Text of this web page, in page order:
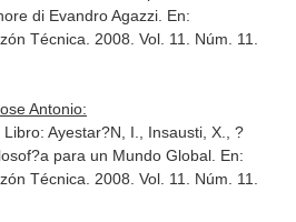
di Evandro Agazzi. En:
Técnica . 2008. Vol. 11. Núm. 11.
Antonio:
Ayestar?N, I., Insausti, X., ?
para un Mundo Global. En:
Técnica . 2008. Vol. 11. Núm. 11.